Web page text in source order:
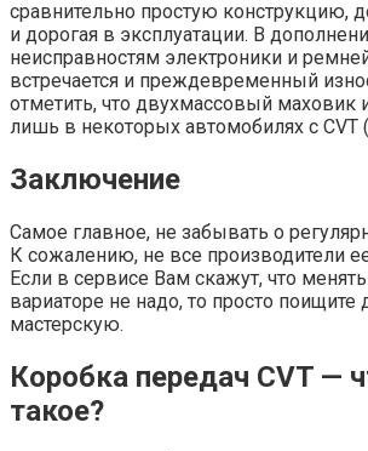
сравнительно простую конструкцию,
и дорогая в эксплуатации. В
неисправностям электроники и
встречается и преждевременный
отметить, что двухмассовый маховик
лишь в некоторых автомобилях с CVT
Заключение
Самое главное, не забывать о
К сожалению, не все производители
Если в сервисе Вам скажут, что
вариаторе не надо, то просто поищите
мастерскую.
Коробка передач CVT —
такое?